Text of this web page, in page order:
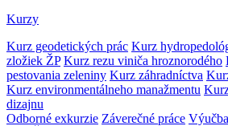
Kurzy
Kurz geodetických prác Kurz
zložiek ŽP Kurz rezu viniča hroznorodého
pestovania zeleniny Kurz záhradníctva
Kurz environmentálneho manažmentu
dizajnu
Odborné exkurzie Záverečné práce